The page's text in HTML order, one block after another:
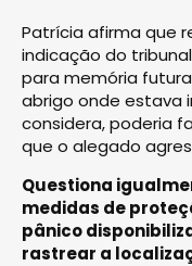
Patrícia afirma que
indicação do
para memória
abrigo onde estava
considera, poderia
que o alegado
Questiona
medidas de
pânico
rastrear a